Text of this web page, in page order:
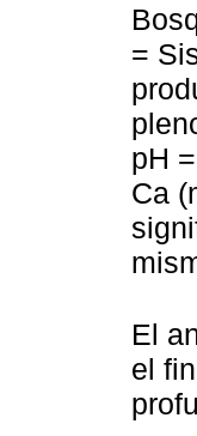
=
pH
Ca
El
el